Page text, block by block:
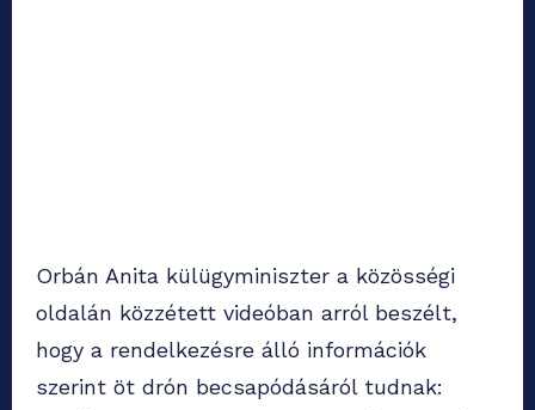
Orbán Anita külügyminiszter a közösségi
oldalán közzétett videóban arról beszélt,
hogy a rendelkezésre álló információk
szerint öt drón becsapódásáról tudnak: